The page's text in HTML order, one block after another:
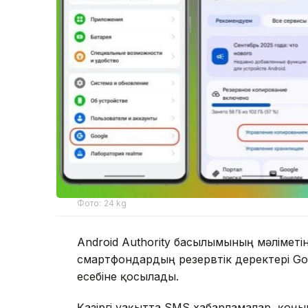
Фото: 24 kg
Android Authority басылымының
смартфондардың резервтік деректері
есебіне қосылады.